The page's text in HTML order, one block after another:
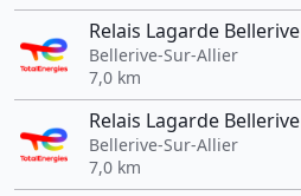
Relais Lagarde Bellerive
Bellerive-Sur-Allier
7,0 km
Relais Lagarde Bellerive
Bellerive-Sur-Allier
7,0 km